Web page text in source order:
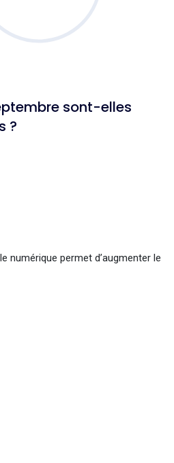
sont-elles
?
numérique permet d’augmenter le